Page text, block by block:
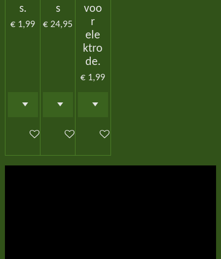
s.
€ 1,99
In winkelwagen
s
€ 24,95
In winkelwagen
voo
r
ele
ktro
de.
€ 1,99
In winkelwagen